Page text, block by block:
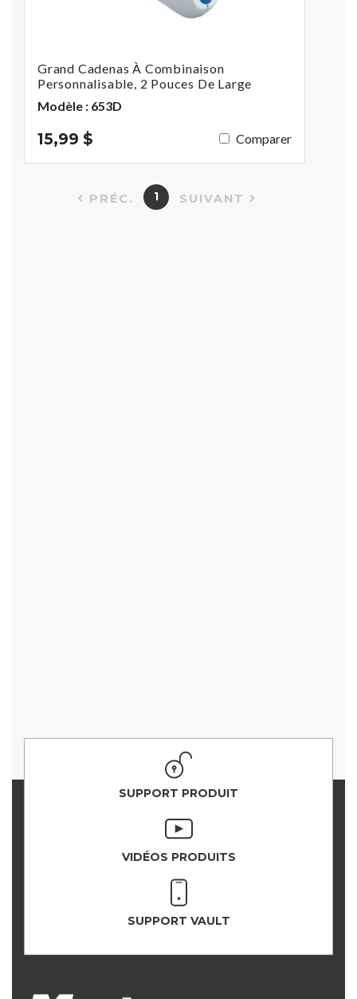
Grand Cadenas À Combinaison
Personnalisable, 2 Pouces De Large
Modèle : 653D
15,99 $ Comparer
PRÉC. 1 SUIVANT
SUPPORT PRODUIT
VIDÉOS PRODUITS
SUPPORT VAULT